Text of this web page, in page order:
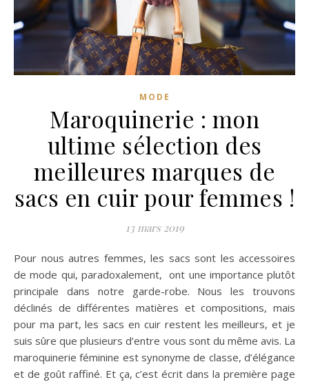
MODE
Maroquinerie : mon
ultime sélection des
meilleures marques de
sacs en cuir pour femmes !
13 mars 2019
Pour nous autres femmes, les sacs sont les accessoires
de mode qui, paradoxalement, ont une importance plutôt
principale dans notre garde-robe. Nous les trouvons
déclinés de différentes matières et compositions, mais
pour ma part, les sacs en cuir restent les meilleurs, et je
suis sûre que plusieurs d’entre vous sont du même avis. La
maroquinerie féminine est synonyme de classe, d’élégance
et de goût raffiné. Et ça, c’est écrit dans la première page